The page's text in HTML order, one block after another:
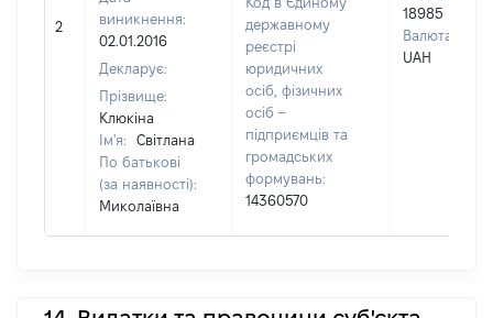
2
виникнення:
02.01.2016
Декларує:
Прізвище:
Клюкіна
Ім'я:
Світлана
По батькові
(за наявності):
Миколаївна
державному
реєстрі
юридичних
осіб, фізичних
осіб –
підприємців та
громадських
формувань:
14360570
18985
Валюта:
UAH